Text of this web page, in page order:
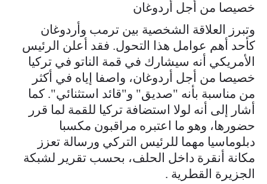
خصيصا من أجل أردوغان
وتبرز العلاقة الشخصية بين ترمب وأردوغان
كأحد أهم عوامل هذا التحول. فقد أعلن الرئيس
الأمريكي أنه سيشارك في قمة الناتو في تركيا
خصيصا من أجل أردوغان، واصفا إياه في أكثر
من مناسبة بأنه "صديق" و"قائد استثنائي". كما
أشار إلى أنه لولا استضافة تركيا للقمة لما قرر
حضورها، وهو ما اعتبره مراقبون مكسبا
دبلوماسيا مهما للرئيس التركي ورسالة تعزز
مكانة أنقرة داخل الحلف، بحسب تقرير لشبكة
الجزيرة القطرية .